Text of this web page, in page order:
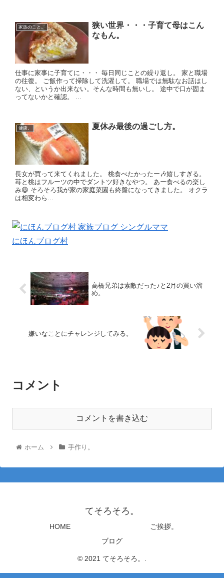
家族のこと。
狭い世界・・・子育て母はこん
なもん。
仕事に家事に子育てに・・・ 毎日同じことの繰り返し。 家と職場
の往復。 ご飯作って掃除して洗濯して。 職場では無駄なお話はし
ない、というか出来ない。そんな時間も無いし。 途中で口が固ま
ってないかと確認。 ...
健康。 夏休み最後の過ごし方。
長女が買って来てくれました。 桃食べたかったー🎶嬉しすぎる。
苺と桃はフルーツの中でダントツ好きなやつ。 あー食べるの楽し
み😆 そろそろ我が家の家庭菜園も終盤になってきました。 オクラ
は相変わら...
にほんブログ村
高橋兄弟は素敵だった♪と2月の買い溜
め。
嫌いなことにチャレンジしてみる。
コメント
コメントを書き込む
ホーム 手作り。
てそろそろ。
HOME
ご挨拶。
ブログ
© 2021 てそろそろ。.